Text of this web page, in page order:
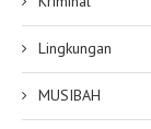
Lingkungan
MUSIBAH